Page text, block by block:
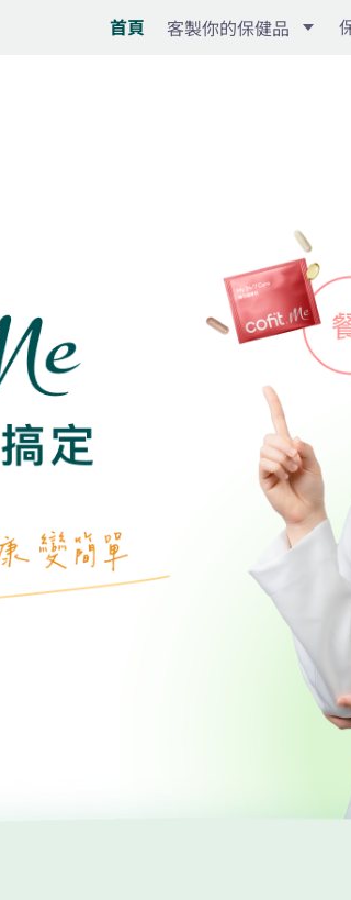
首頁 客製你的保健品